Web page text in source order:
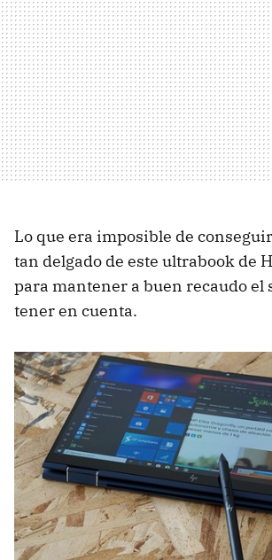
Lo que era imposible de
tan delgado de este ultrabook de
para mantener a buen recaudo el
tener en cuenta.